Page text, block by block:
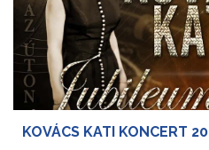
KOVÁCS KATI KONCERT